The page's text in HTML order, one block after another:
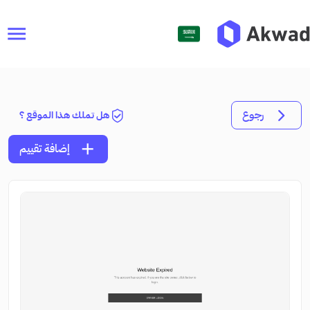
menu
رجوع هل تملك هذا الموقع ؟
add إضافة تقييم